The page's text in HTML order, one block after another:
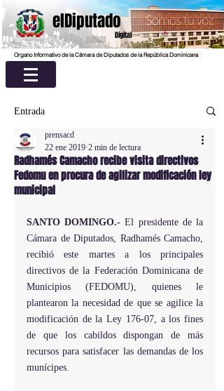
elDiputado
Digital
Organo Informativo de la Cámara de Diputados de la República Dominicana
Entrada
Radhamés Camacho recibe visita directivos
Fedomu en procura de agilizar modificación ley
municipal
prensacd
22 ene 2019 2 min de lectura
SANTO DOMINGO.- El presidente de la
Cámara de Diputados, Radhamés Camacho,
recibió este martes a los principales
directivos de la Federación Dominicana de
Municipios (FEDOMU), quienes le
plantearon la necesidad de que se agilice la
modificación de la Ley 176-07, a los fines
de que los cabildos dispongan de más
recursos para satisfacer las demandas de los
munícipes.